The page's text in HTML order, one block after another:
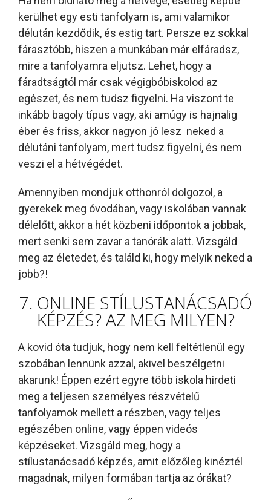
kerülhet egy esti tanfolyam is, ami valamikor
délután kezdődik, és estig tart. Persze ez sokkal
fárasztóbb, hiszen a munkában már elfáradsz,
mire a tanfolyamra eljutsz. Lehet, hogy a
fáradtságtól már csak végigbóbiskolod az
egészet, és nem tudsz figyelni. Ha viszont te
inkább bagoly típus vagy, aki amúgy is hajnalig
éber és friss, akkor nagyon jó lesz neked a
délutáni tanfolyam, mert tudsz figyelni, és nem
veszi el a hétvégédet.
Amennyiben mondjuk otthonról dolgozol, a
gyerekek meg óvodában, vagy iskolában vannak
délelőtt, akkor a hét közbeni időpontok a jobbak,
mert senki sem zavar a tanórák alatt. Vizsgáld
meg az életedet, és találd ki, hogy melyik neked a
jobb?!
7. ONLINE STÍLUSTANÁCSADÓ
KÉPZÉS? AZ MEG MILYEN?
A kovid óta tudjuk, hogy nem kell feltétlenül egy
szobában lennünk azzal, akivel beszélgetni
akarunk! Éppen ezért egyre több iskola hirdeti
meg a teljesen személyes részvételű
tanfolyamok mellett a részben, vagy teljes
egészében online, vagy éppen videós
képzéseket. Vizsgáld meg, hogy a
stílustanácsadó képzés, amit előzőleg kinéztél
magadnak, milyen formában tartja az órákat?